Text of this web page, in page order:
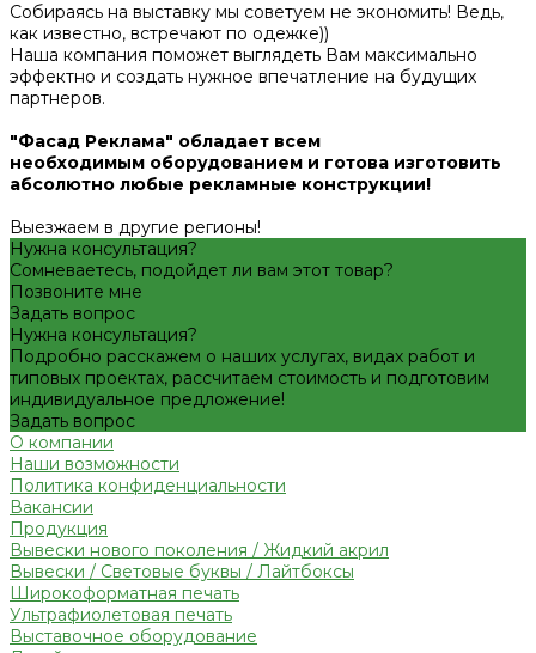
Собираясь на выставку мы советуем не экономить! Ведь,
как известно, встречают по одежке))
Наша компания поможет выглядеть Вам максимально
эффектно и создать нужное впечатление на будущих
партнеров.
"Фасад Реклама" обладает всем
необходимым оборудованием и готова изготовить
абсолютно любые рекламные конструкции!
Выезжаем в другие регионы!
Нужна консультация?
Сомневаетесь, подойдет ли вам этот товар?
Позвоните мне
Задать вопрос
Нужна консультация?
Подробно расскажем о наших услугах, видах работ и
типовых проектах, рассчитаем стоимость и подготовим
индивидуальное предложение!
Задать вопрос
О компании
Наши возможности
Политика конфиденциальности
Вакансии
Продукция
Вывески нового поколения / Жидкий акрил
Вывески / Световые буквы / Лайтбоксы
Широкоформатная печать
Ультрафиолетовая печать
Выставочное оборудование